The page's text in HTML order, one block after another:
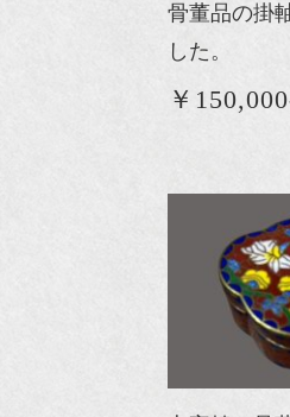
骨董品の掛
した。
￥